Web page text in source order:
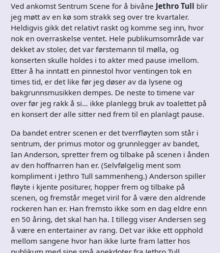
Ved ankomst Sentrum Scene for å bivåne Jethro Tull blir
jeg møtt av en kø som strakk seg over tre kvartaler.
Heldigvis gikk det relativt raskt og komme seg inn, hvor
nok en overraskelse ventet. Hele publikumsområde var
dekket av stoler, det var førstemann til mølla, og
konserten skulle holdes i to akter med pause imellom.
Etter å ha inntatt en pinnestol hvor ventingen tok en
times tid, er det like før jeg døser av da lysene og
bakgrunnsmusikken dempes. De neste to timene var
over før jeg rakk å si… ikke planlegg bruk av toalettet på
en konsert der alle sitter ned frem til en planlagt pause.
Da bandet entrer scenen er det tverrfløyten som står i
sentrum, der primus motor og grunnlegger av bandet,
Ian Anderson, spretter frem og tilbake på scenen i ånden
av den hoffnarren han er. (Selvfølgelig ment som
kompliment i Jethro Tull sammenheng.) Anderson spiller
fløyte i kjente positurer, hopper frem og tilbake på
scenen, og fremstår meget viril for å være den aldrende
rockeren han er. Han fremsto ikke som en dag eldre enn
en 50 åring, det skal han ha. I tillegg viser Andersen seg
å være en entertainer av rang. Det var ikke ett opphold
mellom sangene hvor han ikke lurte fram latter hos